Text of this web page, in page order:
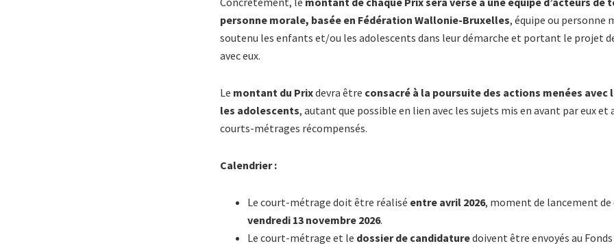
personne morale, basée en Fédération Wallonie-Bruxelles, équipe ou personne
soutenu les enfants et/ou les adolescents dans leur démarche et portant le projet
avec eux.
Le montant du Prixdevra être consacré à la poursuite des actions menées
les adolescents, autant que possible en lien avec les sujets mis en avant par eux et
courts-métrages récompensés.
Calendrier :
Le court-métrage doit être réalisé entre avril 2026, moment de lancement de
vendredi 13 novembre 2026.
Le court-métrage et le dossier de candidaturedoivent être envoyés au